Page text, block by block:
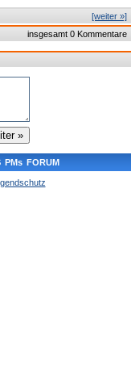
[weiter »]
insgesamt 0 Kommentare
PMs FORUM